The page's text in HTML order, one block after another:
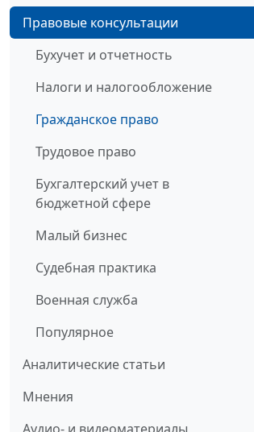
Правовые консультации
Бухучет и отчетность
Налоги и налогообложение
Гражданское право
Трудовое право
Бухгалтерский учет в
бюджетной сфере
Малый бизнес
Судебная практика
Военная служба
Популярное
Аналитические статьи
Мнения